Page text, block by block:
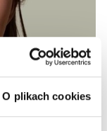
O plikach cookies